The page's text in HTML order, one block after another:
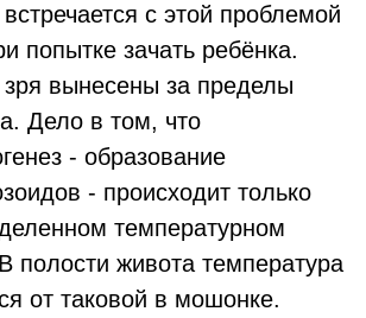
с этой проблемой
попытке зачать ребёнка.
вынесены за пределы
Дело в том, что
- образование
- происходит только
температурном
полости живота температура
от таковой в мошонке.